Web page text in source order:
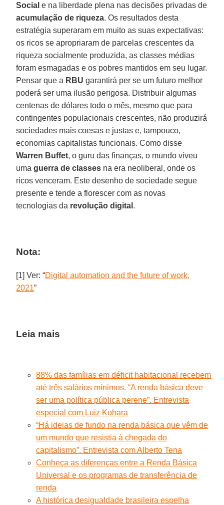
Social e na liberdade plena nas decisões privadas de
acumulação de riqueza. Os resultados desta
estratégia superaram em muito as suas expectativas:
os ricos se apropriaram de parcelas crescentes da
riqueza socialmente produzida, as classes médias
foram esmagadas e os pobres mantidos em seu lugar.
Pensar que a RBU garantirá per se um futuro melhor
poderá ser uma ilusão perigosa. Distribuir algumas
centenas de dólares todo o mês, mesmo que para
contingentes populacionais crescentes, não produzirá
sociedades mais coesas e justas e, tampouco,
economias capitalistas funcionais. Como disse
Warren Buffet, o guru das finanças, o mundo viveu
umaguerra de classes na era neoliberal, onde os
ricos venceram. Este desenho de sociedade segue
presente e tende a florescer com as novas
tecnologias da revolução digital .
Nota:
[1] Ver: “Digital automation and the future of work,
2021”
Leia mais
88% das famílias em déficit habitacional recebem
até três salários mínimos. “A renda básica deve
ser uma política pública perene”. Entrevista
especial com Luiz Kohara
“Há ideias de fundo na renda básica que vêm de
um mundo que resistia à chegada do
capitalismo”. Entrevista com Alberto Tena
Conheça as diferenças entre a Renda Básica
Universal e os programas de transferência de
renda
A histórica desigualdade brasileira espelha